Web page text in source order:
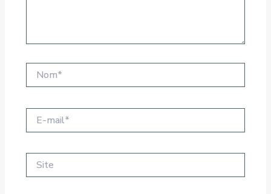
mail*